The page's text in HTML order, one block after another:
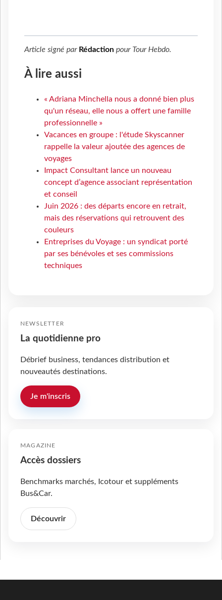
Article signé par Rédaction pour Tour Hebdo.
À lire aussi
« Adriana Minchella nous a donné bien plus
qu'un réseau, elle nous a offert une famille
professionnelle »
Vacances en groupe : l'étude Skyscanner
rappelle la valeur ajoutée des agences de
voyages
Impact Consultant lance un nouveau
concept d’agence associant représentation
et conseil
Juin 2026 : des départs encore en retrait,
mais des réservations qui retrouvent des
couleurs
Entreprises du Voyage : un syndicat porté
par ses bénévoles et ses commissions
techniques
NEWSLETTER
La quotidienne pro
Débrief business, tendances distribution et
nouveautés destinations.
Je m'inscris
MAGAZINE
Accès dossiers
Benchmarks marchés, Icotour et suppléments
Bus&Car.
Découvrir